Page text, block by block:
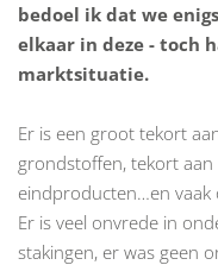
bedoel ik dat we
elkaar in deze - toch
marktsituatie.
Er is een groot tekort
grondstoffen, tekort
eindproducten…en vaak
Er is veel onvrede in
stakingen, er was geen